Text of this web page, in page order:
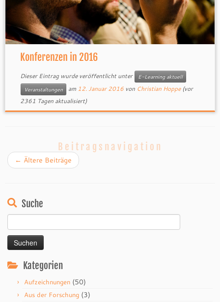
Konferenzen in 2016
Dieser Eintrag wurde veröffentlicht unter
E-Learning aktuell
Veranstaltungen
am 12. Januar 2016 von Christian Hoppe(vor
2361 Tagen aktualisiert)
Beitragsnavigation
← Ältere Beiträge
Suche
nach:
Kategorien
Aufzeichnungen (50)
Aus der Forschung (3)